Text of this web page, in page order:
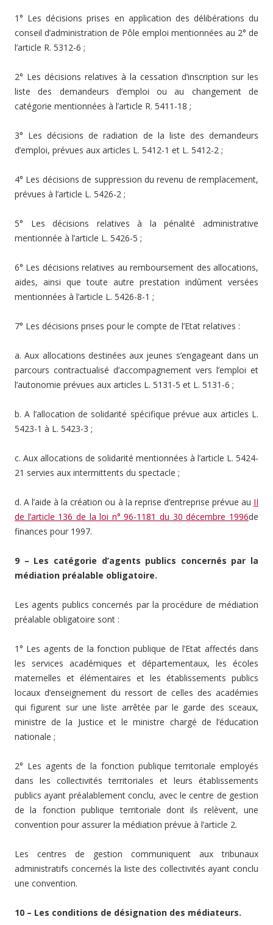
1° Les décisions prises en application des délibérations du
conseil d’administration de Pôle emploi mentionnées au 2° de
l’article R. 5312-6 ;
2° Les décisions relatives à la cessation d’inscription sur les
liste des demandeurs d’emploi ou au changement de
catégorie mentionnées à l’article R. 5411-18 ;
3° Les décisions de radiation de la liste des demandeurs
d’emploi, prévues aux articles L. 5412-1 et L. 5412-2 ;
4° Les décisions de suppression du revenu de remplacement,
prévues à l’article L. 5426-2 ;
5° Les décisions relatives à la pénalité administrative
mentionnée à l’article L. 5426-5 ;
6° Les décisions relatives au remboursement des allocations,
aides, ainsi que toute autre prestation indûment versées
mentionnées à l’article L. 5426-8-1 ;
7° Les décisions prises pour le compte de l’Etat relatives :
a. Aux allocations destinées aux jeunes s’engageant dans un
parcours contractualisé d’accompagnement vers l’emploi et
l’autonomie prévues aux articles L. 5131-5 et L. 5131-6 ;
b. A l’allocation de solidarité spécifique prévue aux articles L.
5423-1 à L. 5423-3 ;
c. Aux allocations de solidarité mentionnées à l’article L. 5424-
21 servies aux intermittents du spectacle ;
d. A l’aide à la création ou à la reprise d’entreprise prévue au II
de l’article 136 de la loi n° 96-1181 du 30 décembre 1996de
finances pour 1997.
9 – Les catégorie d’agents publics concernés par la
médiation préalable obligatoire.
Les agents publics concernés par la procédure de médiation
préalable obligatoire sont :
1° Les agents de la fonction publique de l’Etat affectés dans
les services académiques et départementaux, les écoles
maternelles et élémentaires et les établissements publics
locaux d’enseignement du ressort de celles des académies
qui figurent sur une liste arrêtée par le garde des sceaux,
ministre de la Justice et le ministre chargé de l’éducation
nationale ;
2° Les agents de la fonction publique territoriale employés
dans les collectivités territoriales et leurs établissements
publics ayant préalablement conclu, avec le centre de gestion
de la fonction publique territoriale dont ils relèvent, une
convention pour assurer la médiation prévue à l’article 2.
Les centres de gestion communiquent aux tribunaux
administratifs concernés la liste des collectivités ayant conclu
une convention.
10 – Les conditions de désignation des médiateurs.